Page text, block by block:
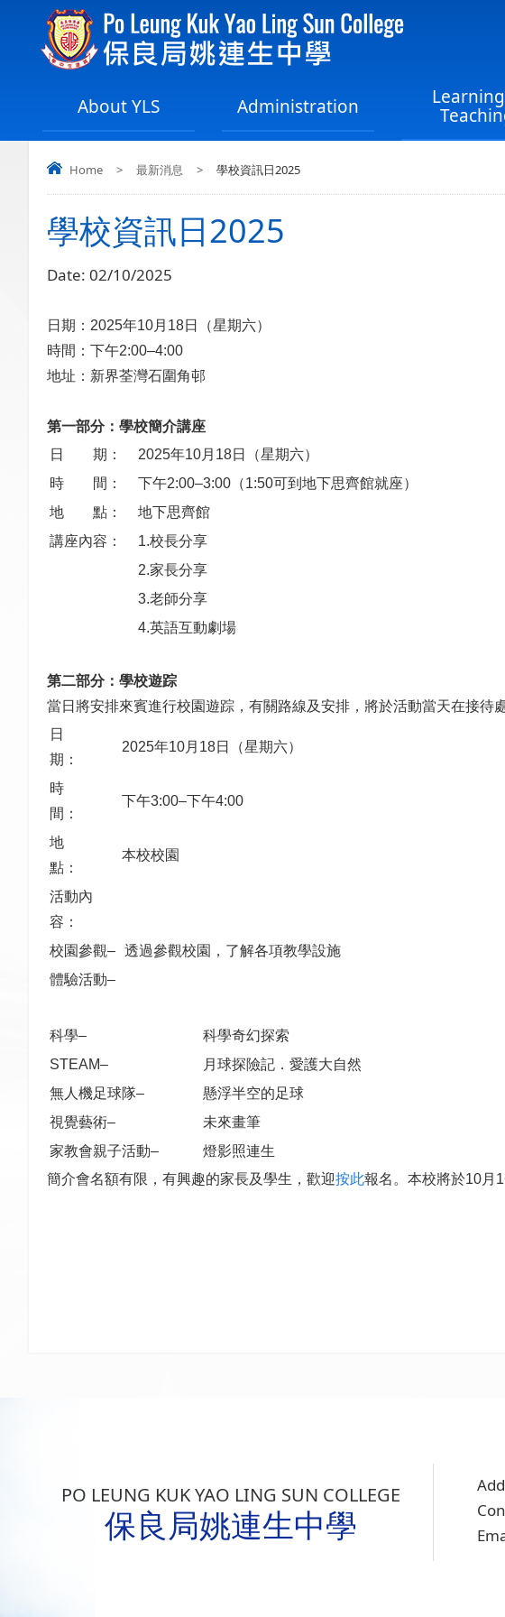
About YLS Administration
Home > 最新消息 > 學校資訊日2025
學校資訊日2025
Date: 02/10/2025
日期：2025年10月18日（星期六）
時間：下午2:00–4:00
地址：新界荃灣石圍角邨
第一部分：學校簡介講座
日 期：
2025年10月18日（星期六）
時 間：
下午2:00–3:00（1:50可到地下思齊館就座）
地 點：
地下思齊館
講座內容：
1.校長分享
2.家長分享
3.老師分享
4.英語互動劇場
第二部分：學校遊踪
當日將安排來賓進行校園遊踪，有關路線及安排，將於活動當天在接待處
日
期：
2025年10月18日（星期六）
時
間：
下午3:00–下午4:00
地
點：
本校校園
活動內
容：
校園參觀– 透過參觀校園，了解各項教學設施
體驗活動–
科學–
科學奇幻探索
STEAM–
月球探險記．愛護大自然
無人機足球隊–
懸浮半空的足球
視覺藝術–
未來畫筆
家教會親子活動–
燈影照連生
簡介會名額有限，有興趣的家長及學生，歡迎按此報名。本校將於10月
PO LEUNG KUK YAO LING SUN COLLEGE
保良局姚連生中學